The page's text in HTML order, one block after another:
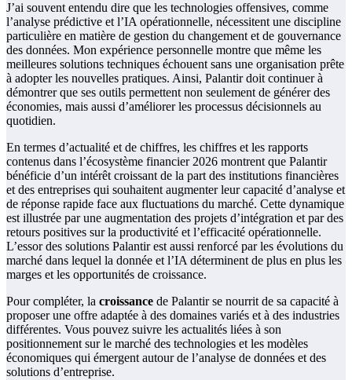
J’ai souvent entendu dire que les technologies offensives, comme
l’analyse prédictive et l’IA opérationnelle, nécessitent une discipline
particulière en matière de gestion du changement et de gouvernance
des données. Mon expérience personnelle montre que même les
meilleures solutions techniques échouent sans une organisation prête
à adopter les nouvelles pratiques. Ainsi, Palantir doit continuer à
démontrer que ses outils permettent non seulement de générer des
économies, mais aussi d’améliorer les processus décisionnels au
quotidien.
En termes d’actualité et de chiffres, les chiffres et les rapports
contenus dans l’écosystème financier 2026 montrent que Palantir
bénéficie d’un intérêt croissant de la part des institutions financières
et des entreprises qui souhaitent augmenter leur capacité d’analyse et
de réponse rapide face aux fluctuations du marché. Cette dynamique
est illustrée par une augmentation des projets d’intégration et par des
retours positives sur la productivité et l’efficacité opérationnelle.
L’essor des solutions Palantir est aussi renforcé par les évolutions du
marché dans lequel la donnée et l’IA déterminent de plus en plus les
marges et les opportunités de croissance.
Pour compléter, la croissance de Palantir se nourrit de sa capacité à
proposer une offre adaptée à des domaines variés et à des industries
différentes. Vous pouvez suivre les actualités liées à son
positionnement sur le marché des technologies et les modèles
économiques qui émergent autour de l’analyse de données et des
solutions d’entreprise.